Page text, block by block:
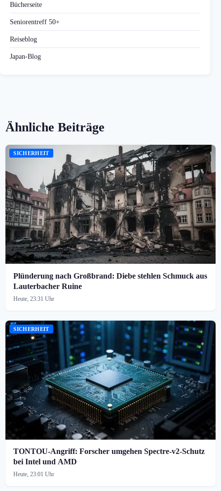
Bücherseite
Seniorentreff 50+
Reiseblog
Japan-Blog
Ähnliche Beiträge
SICHERHEIT
Plünderung nach Großbrand: Diebe stehlen Schmuck aus
Lauterbacher Ruine
Heute, 23:31 Uhr
SICHERHEIT
TONTOU-Angriff: Forscher umgehen Spectre-v2-Schutz
bei Intel und AMD
Heute, 23:01 Uhr